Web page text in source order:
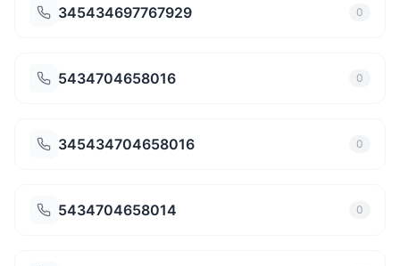
345434697767929 0
5434704658016 0
345434704658016 0
5434704658014 0